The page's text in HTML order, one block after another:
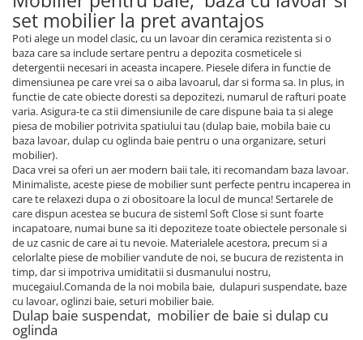
set mobilier la pret avantajos
Poti alege un model clasic, cu un lavoar din ceramica rezistenta si o
baza care sa include sertare pentru a depozita cosmeticele si
detergentii necesari in aceasta incapere. Piesele difera in functie de
dimensiunea pe care vrei sa o aiba lavoarul, dar si forma sa. In plus, in
functie de cate obiecte doresti sa depozitezi, numarul de rafturi poate
varia. Asigura-te ca stii dimensiunile de care dispune baia ta si alege
piesa de mobilier potrivita spatiului tau (dulap baie, mobila baie cu
baza lavoar, dulap cu oglinda baie pentru o una organizare, seturi
mobilier).
Daca vrei sa oferi un aer modern baii tale, iti recomandam baza lavoar.
Minimaliste, aceste piese de mobilier sunt perfecte pentru incaperea in
care te relaxezi dupa o zi obositoare la locul de munca! Sertarele de
care dispun acestea se bucura de sisteml Soft Close si sunt foarte
incapatoare, numai bune sa iti depoziteze toate obiectele personale si
de uz casnic de care ai tu nevoie. Materialele acestora, precum si a
celorlalte piese de mobilier vandute de noi, se bucura de rezistenta in
timp, dar si impotriva umiditatii si dusmanului nostru,
mucegaiul.Comanda de la noi mobila baie, dulapuri suspendate, baze
cu lavoar, oglinzi baie, seturi mobilier baie.
Dulap baie suspendat, mobilier de baie si dulap cu
oglinda